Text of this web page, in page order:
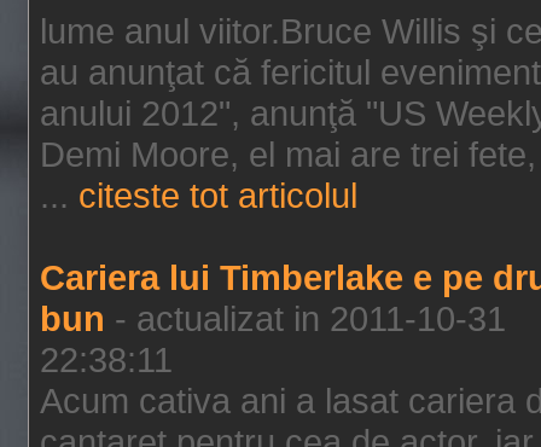
lume anul viitor.Bruce Willis şi
au anunţat că fericitul
anului 2012", anunţă "US
Demi Moore, el mai are trei
... citeste tot articolul
Cariera lui Timberlake e pe
bun - actualizat in 2011-10-31
22:38:11
Acum cativa ani a lasat cariera